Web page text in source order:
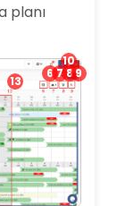
planı
678 9
10
13